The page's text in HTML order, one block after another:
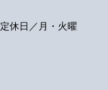
定休日／月・火曜